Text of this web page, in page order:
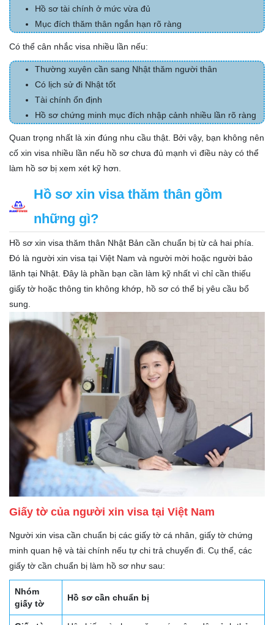
Hồ sơ tài chính ở mức vừa đủ
Mục đích thăm thân ngắn hạn rõ ràng
Có thể cân nhắc visa nhiều lần nếu:
Thường xuyên cần sang Nhật thăm người thân
Có lịch sử đi Nhật tốt
Tài chính ổn định
Hồ sơ chứng minh mục đích nhập cảnh nhiều lần rõ ràng
Quan trọng nhất là xin đúng nhu cầu thật. Bởi vậy, bạn không nên
cố xin visa nhiều lần nếu hồ sơ chưa đủ mạnh vì điều này có thể
làm hồ sơ bị xem xét kỹ hơn.
Hồ sơ xin visa thăm thân gồm
những gì?
Hồ sơ xin visa thăm thân Nhật Bản cần chuẩn bị từ cả hai phía.
Đó là người xin visa tại Việt Nam và người mời hoặc người bảo
lãnh tại Nhật. Đây là phần bạn cần làm kỹ nhất vì chỉ cần thiếu
giấy tờ hoặc thông tin không khớp, hồ sơ có thể bị yêu cầu bổ
sung.
Giấy tờ của người xin visa tại Việt Nam
Người xin visa cần chuẩn bị các giấy tờ cá nhân, giấy tờ chứng
minh quan hệ và tài chính nếu tự chi trả chuyến đi. Cụ thể, các
giấy tờ cần chuẩn bị làm hồ sơ như sau:
Nhóm
giấy tờ
Hồ sơ cần chuẩn bị